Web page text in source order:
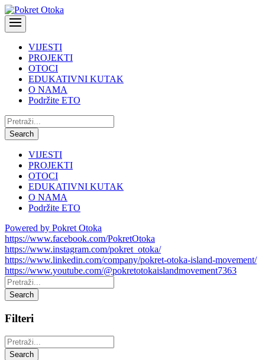
VIJESTI
PROJEKTI
OTOCI
EDUKATIVNI KUTAK
O NAMA
Podržite ETO
Pretraži:
Search
VIJESTI
PROJEKTI
OTOCI
EDUKATIVNI KUTAK
O NAMA
Podržite ETO
Powered by Pokret Otoka
https://www.facebook.com/PokretOtoka
https://www.instagram.com/pokret_otoka/
https://www.linkedin.com/company/pokret-otoka-island-movement/
https://www.youtube.com/@pokretotokaislandmovement7363
Pretraži:
Search
Filteri
Pretraži:
Search